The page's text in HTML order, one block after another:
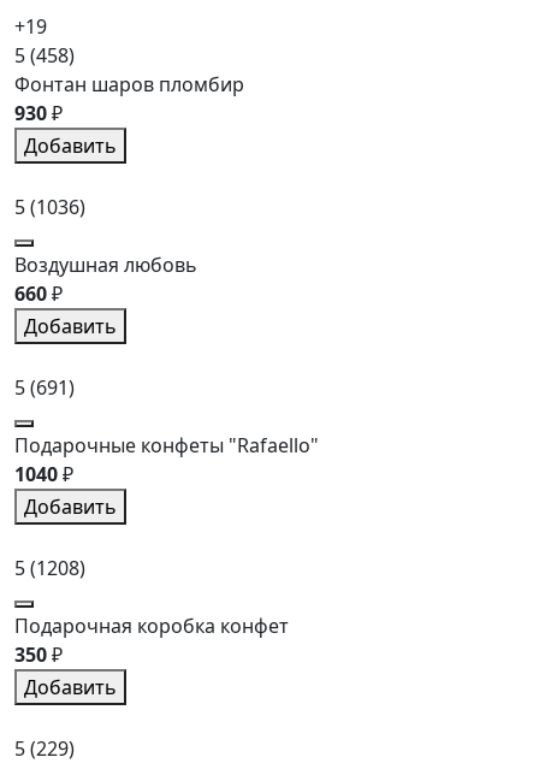
+19
5(458)
Фонтан шаров пломбир
930₽
Добавить
5(1036)
Воздушная любовь
660₽
Добавить
5(691)
Подарочные конфеты "Rafaello"
1040₽
Добавить
5(1208)
Подарочная коробка конфет
350₽
Добавить
5(229)